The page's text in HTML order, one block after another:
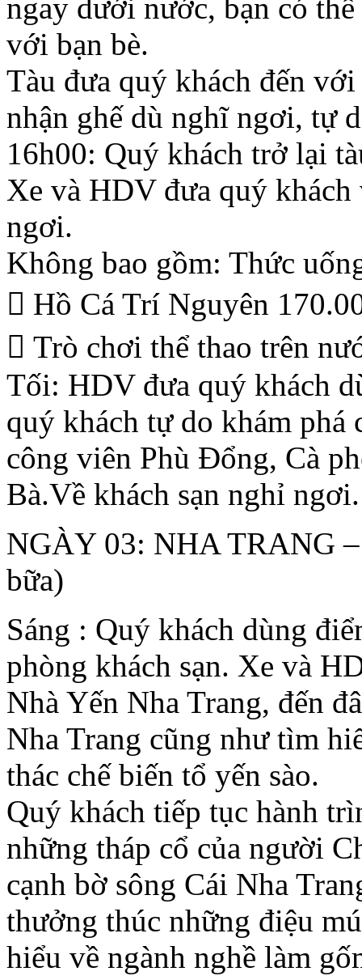
ngay dưới nước, bạn có
với bạn bè.
Tàu đưa quý khách đến
nhận ghế dù nghĩ ngơi, tự
16h00: Quý khách trở lại
Xe và HDV đưa quý khách
ngơi.
Không bao gồm: Thức
 Hồ Cá Trí Nguyên
 Trò chơi thể thao trên
Tối: HDV đưa quý khách
quý khách tự do khám phá
công viên Phù Đổng, Cà
Bà.Về khách sạn nghỉ ngơi.
NGÀY 03: NHA TRANG
bữa)
Sáng : Quý khách dùng
phòng khách sạn. Xe và
Nhà Yến Nha Trang, đến
Nha Trang cũng như tìm
thác chế biến tổ yến sào.
Quý khách tiếp tục hành
những tháp cổ của người
cạnh bờ sông Cái Nha
thưởng thúc những điệu
hiểu về ngành nghề làm